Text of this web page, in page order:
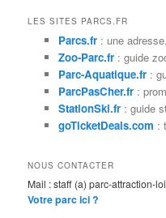
hLES SITES PARCS.FR
Parcs.fr: une
Zoo-Parc.fr: guide
Parc-Aquatique.fr:
ParcPasCher.fr:
StationSki.fr: guide
goTicketDeals.com :
NOUS CONTACTER
Mail : staff (a) parc-attraction-
Votre parc ici ?